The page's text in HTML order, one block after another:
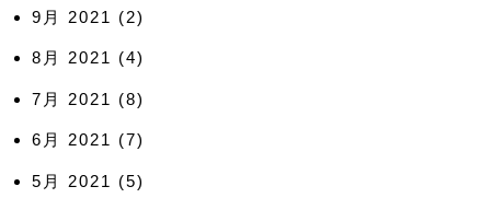
9月 2021 (2)
8月 2021 (4)
7月 2021 (8)
6月 2021 (7)
5月 2021 (5)